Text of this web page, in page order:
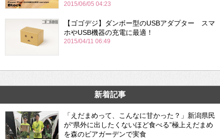
2015/06/05 04:23
【ゴゴデジ】ダンボー型のUSBアダプター スマ
ホやUSB機器の充電に最適！
2015/04/11 06:49
新着記事
「えだまめって、こんなに甘かった？」新潟県民
が“県外に出したくないほど食べる”極上えだまめ
を森のビアガーデンで実食